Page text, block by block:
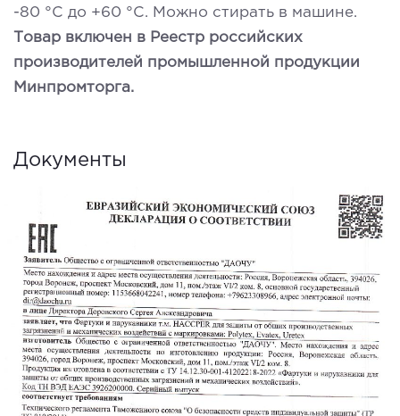
-80 °С до +60 °С. Можно стирать в машине.
Товар включен в Реестр российских
производителей промышленной продукции
Минпромторга.
Документы